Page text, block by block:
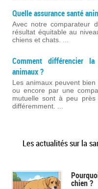
Quelle assurance santé
Avec notre comparateur
résultat équitable au
chiens et chats. ...
Comment différencier
animaux ?
Les animaux peuvent
ou encore par une
mutuelle sont à peu près
différemment. ...
Les actualités sur la
chien ?